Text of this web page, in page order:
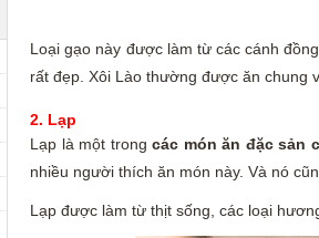
Loại gạo này được làm từ các cánh
rất đẹp. Xôi Lào thường được ăn chung
2. Lạp
Lạp là một trongcác món ăn đặc sản
nhiều người thích ăn món này. Và nó
Lạp được làm từ thịt sống, các loại